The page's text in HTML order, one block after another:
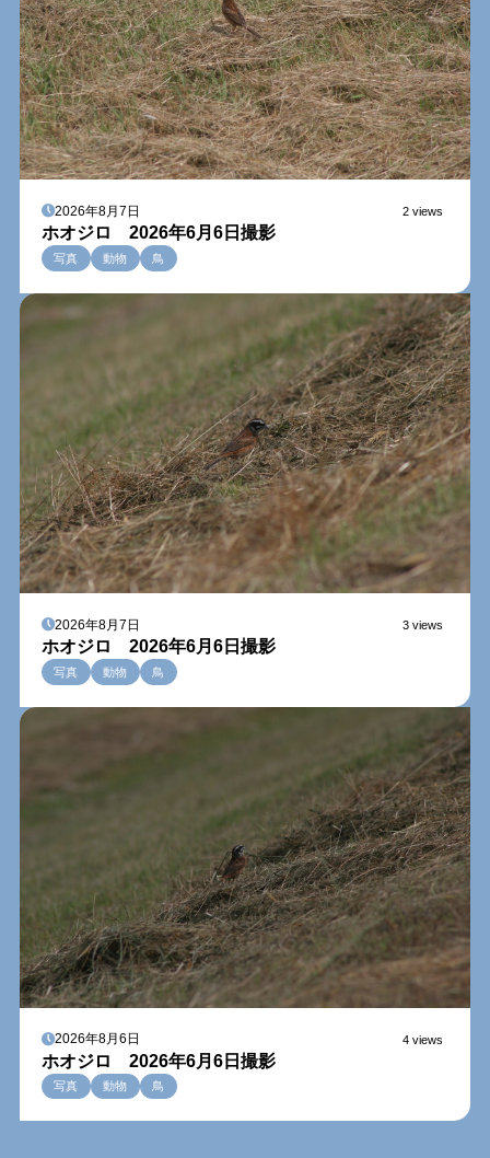
2026年8月7日 2 views
ホオジロ 2026年6月6日撮影
写真 動物 鳥
2026年8月7日 3 views
ホオジロ 2026年6月6日撮影
写真 動物 鳥
2026年8月6日 4 views
ホオジロ 2026年6月6日撮影
写真 動物 鳥